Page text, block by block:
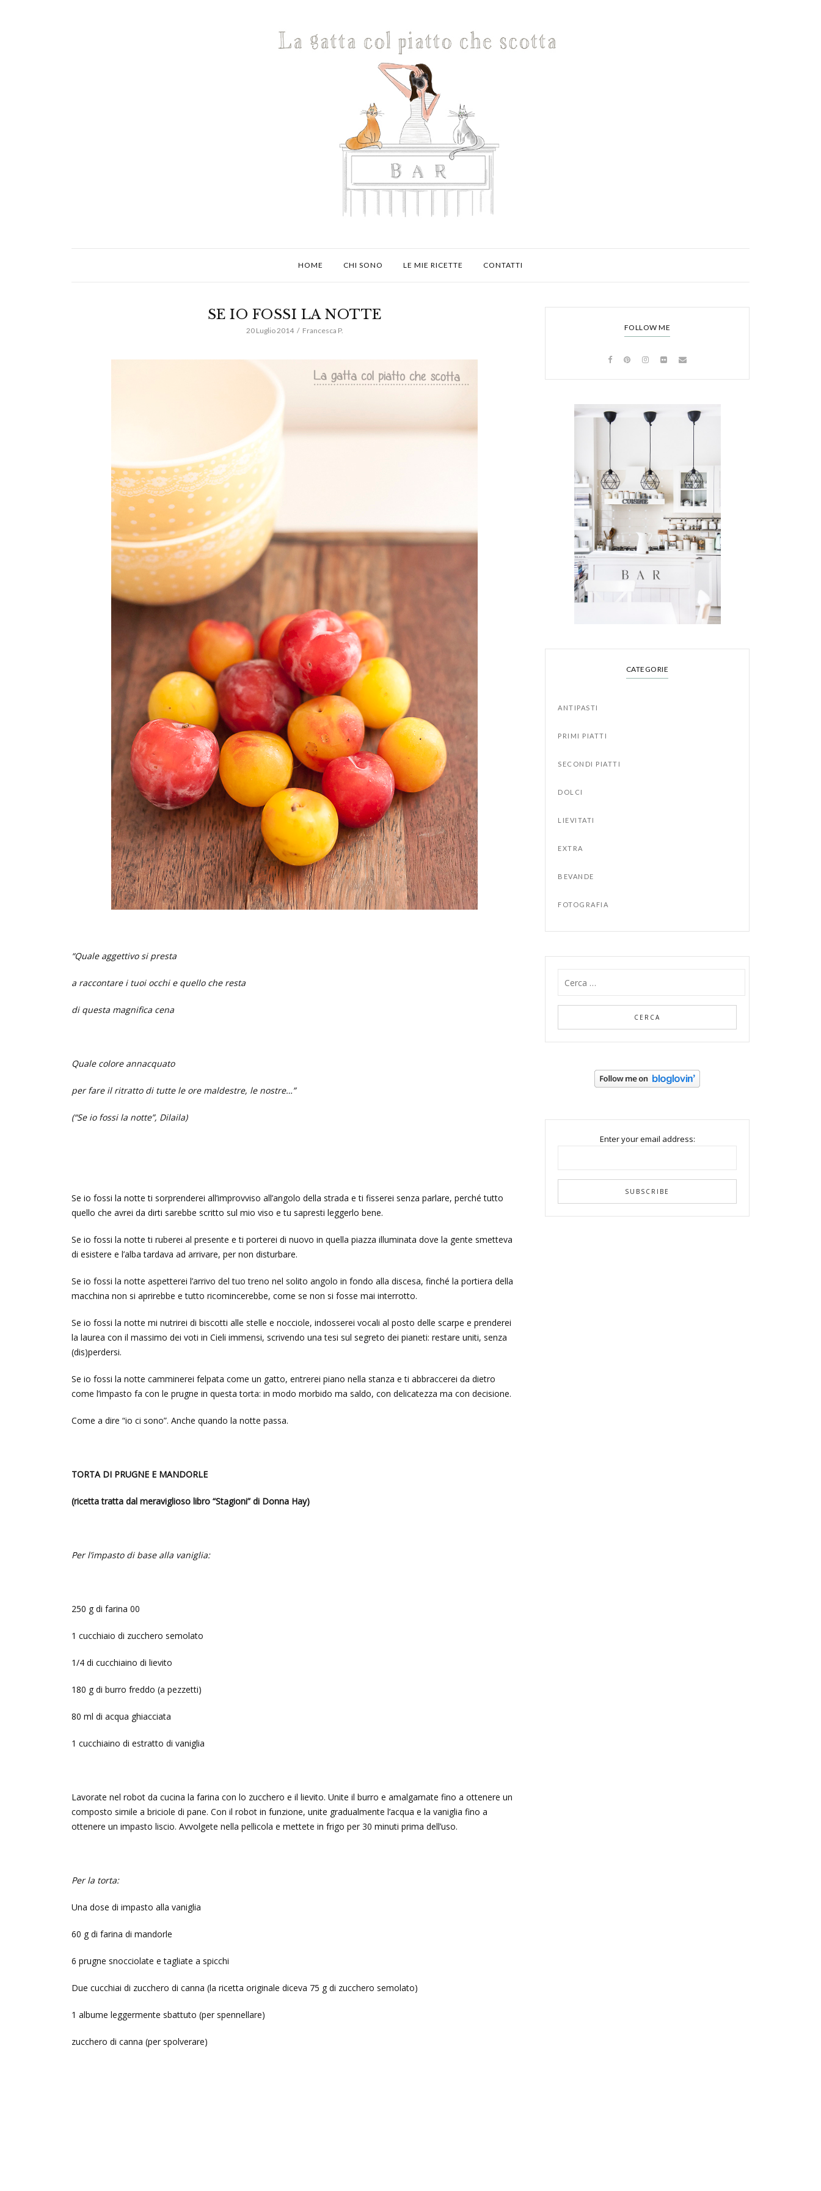
HOME CHI SONO LE MIE RICETTE CONTATTI
SE IO FOSSI LA NOTTE
20 Luglio 2014 Francesca P.
“Quale aggettivo si presta
a raccontare i tuoi occhi e quello che resta
di questa magnifica cena
Quale colore annacquato
per fare il ritratto di tutte le ore maldestre, le nostre…”
(“Se io fossi la notte”, Dilaila)
Se io fossi la notte ti sorprenderei all’improvviso all’angolo della strada e ti fisserei senza parlare, perché tutto
quello che avrei da dirti sarebbe scritto sul mio viso e tu sapresti leggerlo bene.
Se io fossi la notte ti ruberei al presente e ti porterei di nuovo in quella piazza illuminata dove la gente smetteva
di esistere e l’alba tardava ad arrivare, per non disturbare.
Se io fossi la notte aspetterei l’arrivo del tuo treno nel solito angolo in fondo alla discesa, finché la portiera della
macchina non si aprirebbe e tutto ricomincerebbe, come se non si fosse mai interrotto.
Se io fossi la notte mi nutrirei di biscotti alle stelle e nocciole, indosserei vocali al posto delle scarpe e prenderei
la laurea con il massimo dei voti in Cieli immensi, scrivendo una tesi sul segreto dei pianeti: restare uniti, senza
(dis)perdersi.
Se io fossi la notte camminerei felpata come un gatto, entrerei piano nella stanza e ti abbraccerei da dietro
come l’impasto fa con le prugne in questa torta: in modo morbido ma saldo, con delicatezza ma con decisione.
Come a dire “io ci sono”. Anche quando la notte passa.
TORTA DI PRUGNE E MANDORLE
(ricetta tratta dal meraviglioso libro “Stagioni” di Donna Hay)
Per l’impasto di base alla vaniglia:
250 g di farina 00
1 cucchiaio di zucchero semolato
1/4 di cucchiaino di lievito
180 g di burro freddo (a pezzetti)
80 ml di acqua ghiacciata
1 cucchiaino di estratto di vaniglia
Lavorate nel robot da cucina la farina con lo zucchero e il lievito. Unite il burro e amalgamate fino a ottenere un
composto simile a briciole di pane. Con il robot in funzione, unite gradualmente l’acqua e la vaniglia fino a
ottenere un impasto liscio. Avvolgete nella pellicola e mettete in frigo per 30 minuti prima dell’uso.
Per la torta:
Una dose di impasto alla vaniglia
60 g di farina di mandorle
6 prugne snocciolate e tagliate a spicchi
Due cucchiai di zucchero di canna (la ricetta originale diceva 75 g di zucchero semolato)
1 albume leggermente sbattuto (per spennellare)
zucchero di canna (per spolverare)
FOLLOW ME
CATEGORIE
ANTIPASTI
PRIMI PIATTI
SECONDI PIATTI
DOLCI
LIEVITATI
EXTRA
BEVANDE
FOTOGRAFIA
Enter your email address: